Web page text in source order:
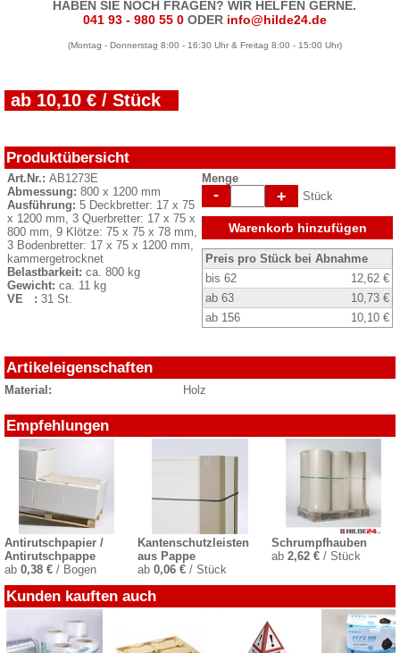
HABEN SIE NOCH FRAGEN? WIR HELFEN GERNE.
041 93 - 980 55 0 ODER info@hilde24.de
(Montag - Donnerstag 8:00 - 16:30 Uhr & Freitag 8:00 - 15:00 Uhr)
ab 10,10 € / Stück
Produktübersicht
Art.Nr.: AB1273E
Abmessung: 800 x 1200 mm
Ausführung: 5 Deckbretter: 17 x 75
x 1200 mm, 3 Querbretter: 17 x 75 x
800 mm, 9 Klötze: 75 x 75 x 78 mm,
3 Bodenbretter: 17 x 75 x 1200 mm,
kammergetrocknet
Belastbarkeit: ca. 800 kg
Gewicht: ca. 11 kg
VE : 31 St.
Menge
- + Stück
Warenkorb hinzufügen
Preis pro Stück bei Abnahme
bis 62
12,62 €
ab 63
10,73 €
ab 156
10,10 €
Artikeleigenschaften
Material: Holz
Empfehlungen
Antirutschpapier /
Antirutschpappe
ab 0,38 € / Bogen
Kantenschutzleisten
aus Pappe
ab0,06 € / Stück
Schrumpfhauben
ab 2,62 €/ Stück
Kunden kauften auch